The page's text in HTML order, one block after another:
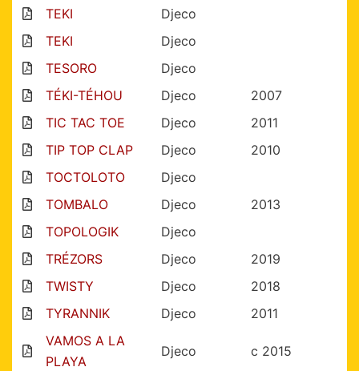
TEKI
Djeco
TEKI
Djeco
TESORO
Djeco
TÉKI-TÉHOU
Djeco
2007
TIC TAC TOE
Djeco
2011
TIP TOP CLAP
Djeco
2010
TOCTOLOTO
Djeco
TOMBALO
Djeco
2013
TOPOLOGIK
Djeco
TRÉZORS
Djeco
2019
TWISTY
Djeco
2018
TYRANNIK
Djeco
2011
VAMOS A LA
PLAYA
Djeco c 2015